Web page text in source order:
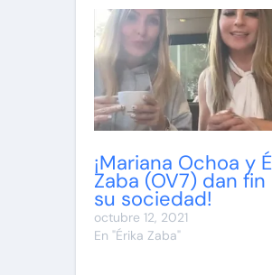
¡Mariana Ochoa y
Zaba (OV7) dan fin
su sociedad!
octubre 12, 2021
En "Érika Zaba"